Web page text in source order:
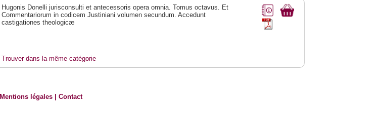
Hugonis Donelli jurisconsulti et antecessoris opera omnia. Tomus octavus. Et
Commentariorum in codicem Justiniani volumen secundum. Accedunt
castigationes theologicæ
Trouver dans la même catégorie
Mentions légales |Contact